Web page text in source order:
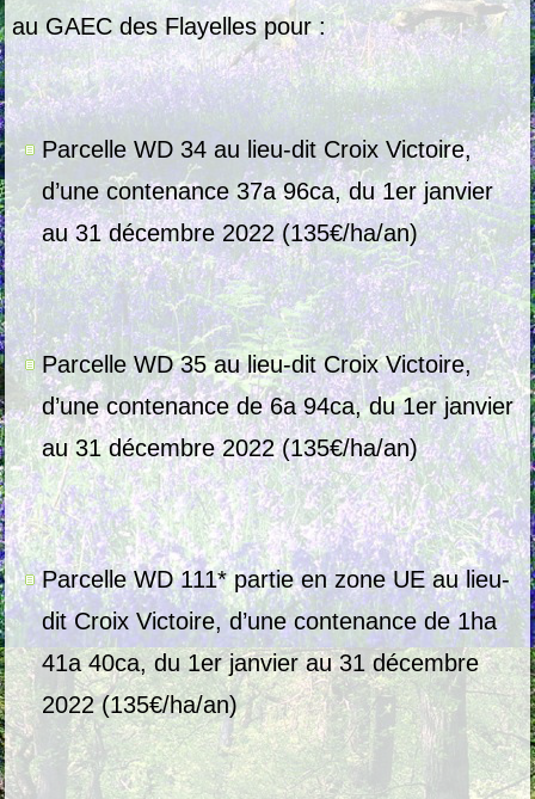
au GAEC des Flayelles pour :
Parcelle WD 34 au lieu-dit Croix Victoire,
d’une contenance 37a 96ca, du 1er janvier
au 31 décembre 2022 (135€/ha/an)
Parcelle WD 35 au lieu-dit Croix Victoire,
d’une contenance de 6a 94ca, du 1er janvier
au 31 décembre 2022 (135€/ha/an)
Parcelle WD 111* partie en zone UE au lieu-
dit Croix Victoire, d’une contenance de 1ha
41a 40ca, du 1er janvier au 31 décembre
2022 (135€/ha/an)